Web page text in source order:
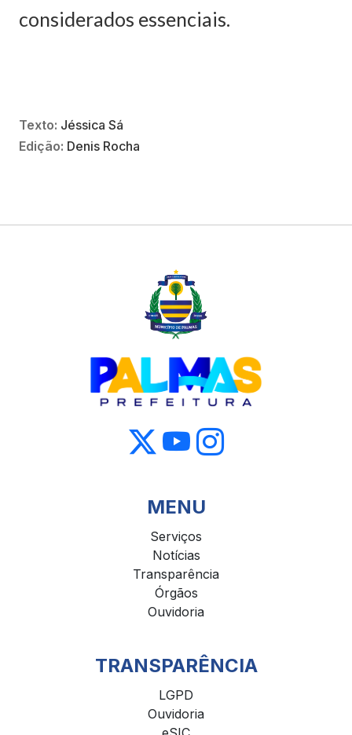
considerados essenciais.
Texto: Jéssica Sá
Edição: Denis Rocha
MENU
Serviços
Notícias
Transparência
Órgãos
Ouvidoria
TRANSPARÊNCIA
LGPD
Ouvidoria